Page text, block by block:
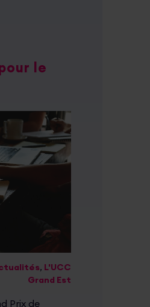
le
, L'UCC
Grand Est
Prix de